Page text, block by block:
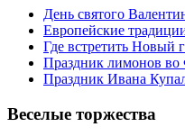
День святого
Европейские
Где встретить Новый
Праздник лимонов
Праздник Ивана
Веселые торжества